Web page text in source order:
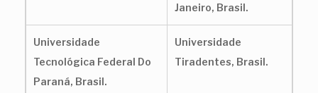
Janeiro, Brasil.
Universidade
Tecnológica Federal Do
Paraná, Brasil.
Universidade
Tiradentes, Brasil.